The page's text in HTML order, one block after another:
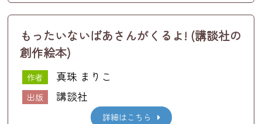
もったいないばあさんがくるよ! (講談社の
創作絵本)
作者 真珠 まりこ
出版 講談社
詳細はこちら